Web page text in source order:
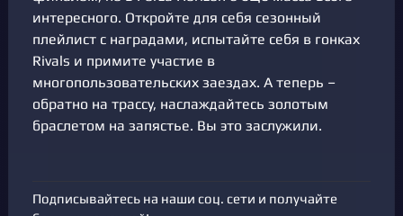
интересного. Откройте для себя сезонный
плейлист с наградами, испытайте себя в гонках
Rivals и примите участие в
многопользовательских заездах. А теперь –
обратно на трассу, наслаждайтесь золотым
браслетом на запястье. Вы это заслужили.
Подписывайтесь на наши соц. сети и получайте